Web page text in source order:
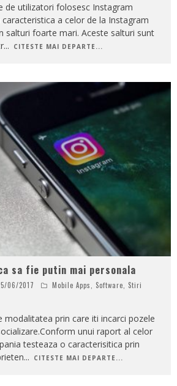
de utilizatori folosesc Instagram
a celor de la Instagram
salturi foarte mari. Aceste salturi sunt
... CITESTE MAI DEPARTE...
sa fie putin mai personala
06/2017 Mobile Apps, Software, Stiri
modalitatea prin care iti incarci pozele
unui raport al celor
testeaza o caracterisitica prin
... CITESTE MAI DEPARTE...